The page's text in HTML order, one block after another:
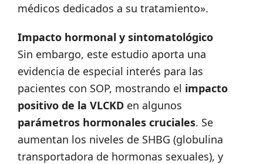
médicos dedicados a su tratamiento».
Impacto hormonal y sintomatológico
Sin embargo, este estudio aporta una
evidencia de especial interés para las
pacientes con SOP, mostrando el impacto
positivo de la VLCKD en algunos
parámetros hormonales cruciales. Se
aumentan los niveles de SHBG (globulina
transportadora de hormonas sexuales), y